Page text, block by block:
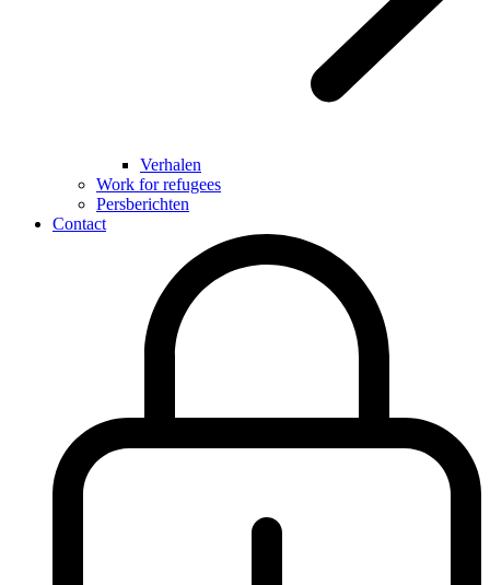
Verhalen
Work for refugees
Persberichten
Contact